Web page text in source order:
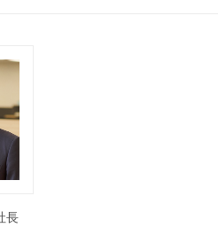
長